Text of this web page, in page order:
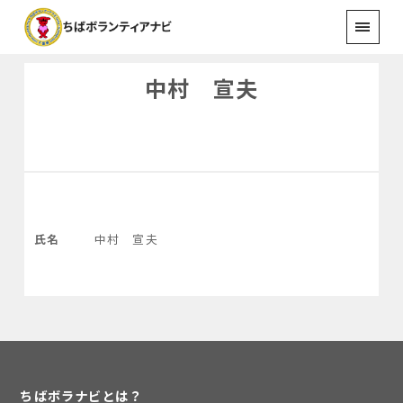
中村 宣夫
氏名 中村 宣夫
ちばボラナビとは？